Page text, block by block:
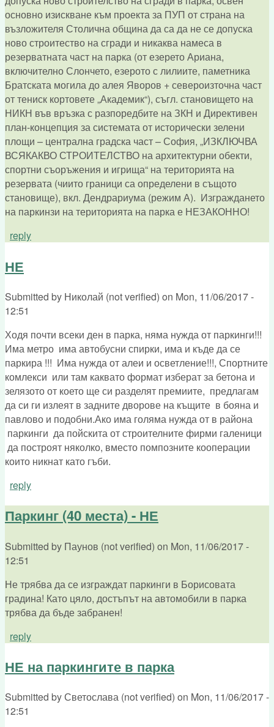
основно изискване към проекта за ПУП от страна на
възложителя Столична община да са да не се допуска
ново строитество на сгради и никаква намеса в
резерватната част на парка (от езерето Ариана,
включително Слончето, езерото с лилиите, паметника
Братската могила до алея Яворов + североизточна част
от тениск кортовете „Академик“), съгл. становището на
НИКН във връзка с разпоредбите на ЗКН и Директивен
план-концепция за системата от исторически зелени
площи – централна градска част – София, „ИЗКЛЮЧВА
ВСЯКАКВО СТРОИТЕЛСТВО на архитектурни обекти,
спортни съоръжения и игрища“ на територията на
резервата (чиито граници са определени в същото
становище), вкл. Дендрариума (режим А). Изграждането
на паркинзи на територията на парка е НЕЗАКОННО!
reply
НЕ
Submitted by Николай (not verified) on Mon, 11/06/2017 -
12:51
Ходя почти всеки ден в парка, няма нужда от паркинги!!!
Има метро има автобусни спирки, има и къде да се
паркира !!! Има нужда от алеи и осветление!!!, Спортните
комлекси или там каквато формат изберат за бетона и
зелязото от което ще си разделят премиите, предлагам
да си ги излеят в задните дворове на къщите в бояна и
павлово и подобни.Ако има голяма нужда от в района
паркинги да пойскита от строителните фирми галеници
да построят няколко, вместо помпозните кооперации
които никнат като гъби.
reply
Паркинг (40 места) - НЕ
Submitted by Паунов (not verified) on Mon, 11/06/2017 -
12:51
Не трябва да се изграждат паркинги в Борисовата
градина! Като цяло, достъпът на автомобили в парка
трябва да бъде забранен!
reply
НЕ на паркингите в парка
Submitted byСветослава (not verified) on Mon, 11/06/2017 -
12:51